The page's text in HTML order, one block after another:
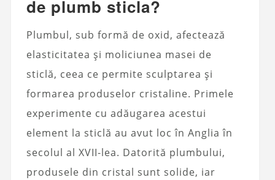
de plumb sticla?
Plumbul, sub formă de oxid, afectează
elasticitatea și moliciunea masei de
sticlă, ceea ce permite sculptarea și
formarea produselor cristaline. Primele
experimente cu adăugarea acestui
element la sticlă au avut loc în Anglia în
secolul al XVII-lea. Datorită plumbului,
produsele din cristal sunt solide, iar